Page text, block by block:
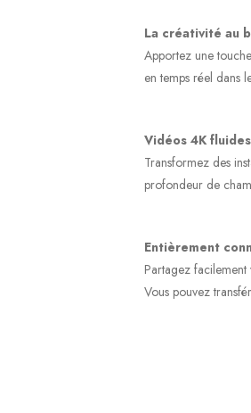
La créativité au
Apportez une
en temps réel dans
Vidéos 4K fluides
Transformez des
profondeur de
Entièrement
Partagez
Vous pouvez